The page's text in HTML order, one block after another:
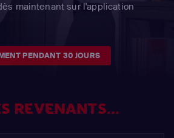
maintenant sur l'application
PENDANT 30 JOURS
REVENANTS...